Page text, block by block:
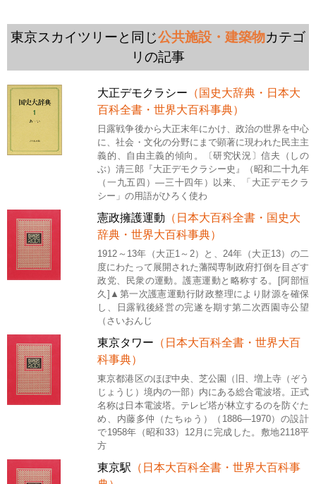
東京スカイツリーと同じ公共施設・建築物カテゴ
リの記事
大正デモクラシー （国史大辞典・日本大
百科全書・世界大百科事典）
日露戦争後から大正末年にかけ、政治の世界を中心
に、社会・文化の分野にまで顕著に現われた民主主
義的、自由主義的傾向。〔研究状況〕信夫（しの
ぶ）清三郎『大正デモクラシー史』（昭和二十九年
（一九五四）―三十四年）以来、「大正デモクラ
シー」の用語がひろく使わ
憲政擁護運動 （日本大百科全書・国史大
辞典・世界大百科事典）
1912～13年（大正1～2）と、24年（大正13）の二
度にわたって展開された藩閥専制政府打倒を目ざす
政党、民衆の運動。護憲運動と略称する。[阿部恒
久]▲第一次護憲運動行財政整理により財源を確保
し、日露戦後経営の完遂を期す第二次西園寺公望
（さいおんじ
東京タワー （日本大百科全書・世界大百
科事典）
東京都港区のほぼ中央、芝公園（旧、増上寺（ぞう
じょうじ）境内の一部）内にある総合電波塔。正式
名称は日本電波塔。テレビ塔が林立するのを防ぐた
め、内藤多仲（たちゅう）（1886―1970）の設計
で1958年（昭和33）12月に完成した。敷地2118平
方
東京駅 （日本大百科全書・世界大百科事